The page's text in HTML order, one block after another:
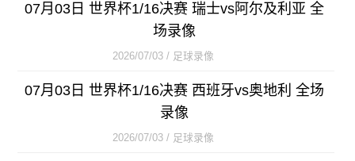
07月03日 世界杯1/16决赛 瑞士vs阿尔及利亚 全
场录像
2026/07/03 / 足球录像
07月03日 世界杯1/16决赛 西班牙vs奥地利 全场
录像
2026/07/03 / 足球录像